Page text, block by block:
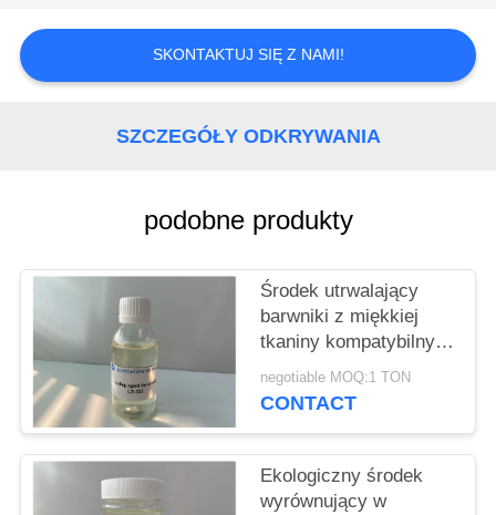
POPROSIĆ
WYCENĘ
PRIVACY
POLICY
SKONTAKTUJ SIĘ Z NAMI!
SZCZEGÓŁY ODKRYWANIA
podobne produkty
Środek utrwalający
barwniki z miękkiej
tkaniny kompatybilny z
kationowymi i
niejonowymi środkami
negotiable MOQ:1 TON
CONTACT
Ekologiczny środek
wyrównujący w